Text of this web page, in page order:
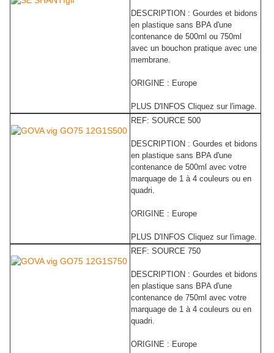
DESCRIPTION : Gourdes et bidons
en plastique sans BPA d'une
contenance de 500ml ou 750ml
avec un bouchon pratique avec une
membrane.
ORIGINE : Europe
PLUS D'INFOS Cliquez sur l'image.
REF: SOURCE 500
DESCRIPTION : Gourdes et bidons
en plastique sans BPA d'une
contenance de 500ml avec votre
marquage de 1 à 4 couleurs ou en
quadri.
ORIGINE : Europe
PLUS D'INFOS Cliquez sur l'image.
REF: SOURCE 750
DESCRIPTION : Gourdes et bidons
en plastique sans BPA d'une
contenance de 750ml avec votre
marquage de 1 à 4 couleurs ou en
quadri.
ORIGINE : Europe